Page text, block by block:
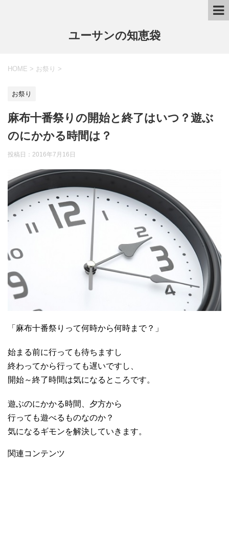
ユーサンの知恵袋
HOME > お祭り >
お祭り
麻布十番祭りの開始と終了はいつ？遊ぶ
のにかかる時間は？
投稿日： 2016年7月16日
「麻布十番祭りって何時から何時まで？」
始まる前に行っても待ちますし
終わってから行っても遅いですし、
開始～終了時間は気になるところです。
遊ぶのにかかる時間、夕方から
行っても遊べるものなのか？
気になるギモンを解決していきます。
関連コンテンツ